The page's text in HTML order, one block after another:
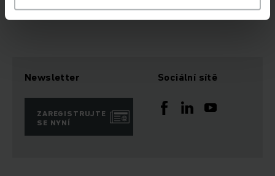
Newsletter
ZAREGISTRUJTE
SE NYNÍ
Sociální sítě